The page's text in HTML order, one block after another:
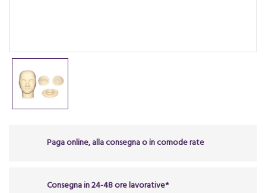
Paga online, alla consegna o in comode rate
Consegna in 24-48 ore lavorative*